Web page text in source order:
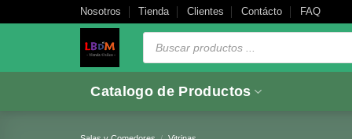
Nosotros Tienda Clientes Contácto FAQ
Búsqueda
Catalogo de Productos